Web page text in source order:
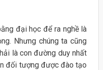
đại học để ra nghề là
Nhưng chúng ta cũng
là con đường duy nhất
đối tượng được đào tạo